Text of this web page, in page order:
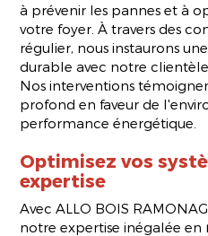
à prévenir les pannes et à
votre foyer. À travers des
régulier, nous instaurons
durable avec notre
Nos interventions
profond en faveur de
performance énergétique.
Optimisez vos
expertise
Avec ALLO BOIS
notre expertise inégalée en